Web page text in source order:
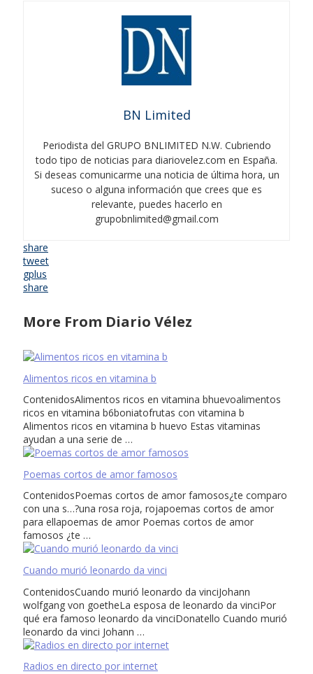
BN Limited
Periodista del GRUPO BNLIMITED N.W. Cubriendo
todo tipo de noticias para diariovelez.com en España.
Si deseas comunicarme una noticia de última hora, un
suceso o alguna información que crees que es
relevante, puedes hacerlo en
grupobnlimited@gmail.com
share
tweet
gplus
share
More From Diario Vélez
Alimentos ricos en vitamina b
ContenidosAlimentos ricos en vitamina bhuevoalimentos
ricos en vitamina b6boniatofrutas con vitamina b
Alimentos ricos en vitamina b huevo Estas vitaminas
ayudan a una serie de …
Poemas cortos de amor famosos
ContenidosPoemas cortos de amor famosos¿te comparo
con una s…?una rosa roja, rojapoemas cortos de amor
para ellapoemas de amor Poemas cortos de amor
famosos ¿te …
Cuando murió leonardo da vinci
ContenidosCuando murió leonardo da vinciJohann
wolfgang von goetheLa esposa de leonardo da vinciPor
qué era famoso leonardo da vinciDonatello Cuando murió
leonardo da vinci Johann …
Radios en directo por internet